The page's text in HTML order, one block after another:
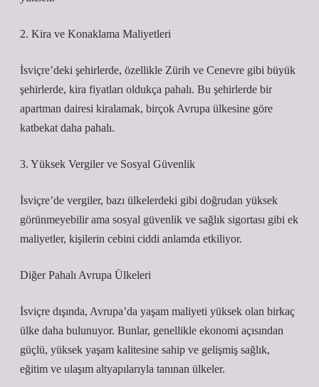
2. Kira ve Konaklama Maliyetleri
İsviçre’deki şehirlerde, özellikle Zürih ve Cenevre gibi büyük
şehirlerde, kira fiyatları oldukça pahalı. Bu şehirlerde bir
apartman dairesi kiralamak, birçok Avrupa ülkesine göre
katbekat daha pahalı.
3. Yüksek Vergiler ve Sosyal Güvenlik
İsviçre’de vergiler, bazı ülkelerdeki gibi doğrudan yüksek
görünmeyebilir ama sosyal güvenlik ve sağlık sigortası gibi ek
maliyetler, kişilerin cebini ciddi anlamda etkiliyor.
Diğer Pahalı Avrupa Ülkeleri
İsviçre dışında, Avrupa’da yaşam maliyeti yüksek olan birkaç
ülke daha bulunuyor. Bunlar, genellikle ekonomi açısından
güçlü, yüksek yaşam kalitesine sahip ve gelişmiş sağlık,
eğitim ve ulaşım altyapılarıyla tanınan ülkeler.